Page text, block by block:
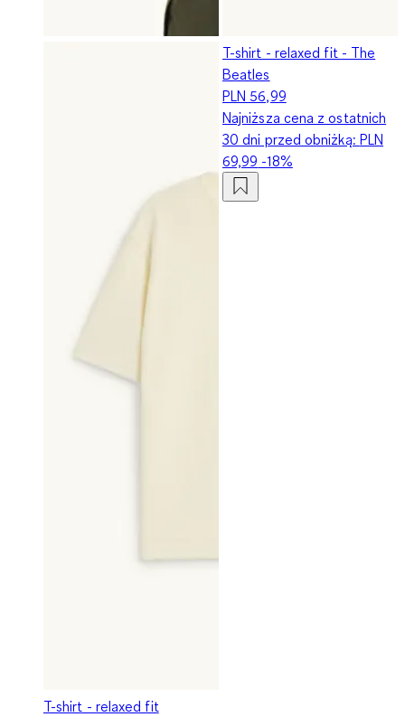
T-shirt - relaxed fit
T-shirt - relaxed fit - The
Beatles
PLN 56,99
Najniższa cena z ostatnich
30 dni przed obniżką: PLN
69,99 -18%